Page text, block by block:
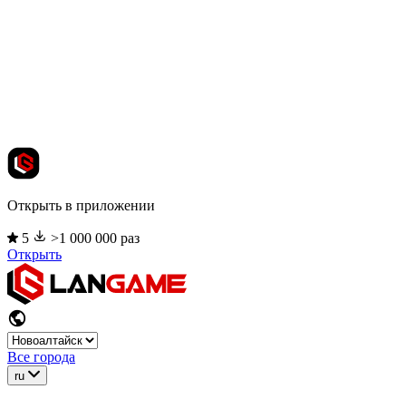
Открыть в приложении
5
>1 000 000 раз
Открыть
Все города
ru